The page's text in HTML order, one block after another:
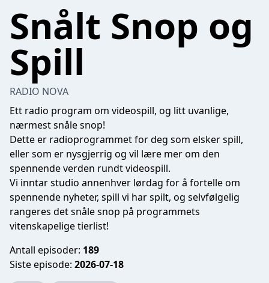
Snålt Snop og
Spill
RADIO NOVA
Ett radio program om videospill, og litt uvanlige,
nærmest snåle snop!
Dette er radioprogrammet for deg som elsker spill,
eller som er nysgjerrig og vil lære mer om den
spennende verden rundt videospill.
Vi inntar studio annenhver lørdag for å fortelle om
spennende nyheter, spill vi har spilt, og selvfølgelig
rangeres det snåle snop på programmets
vitenskapelige tierlist!
Antall episoder: 189
Siste episode: 2026-07-18